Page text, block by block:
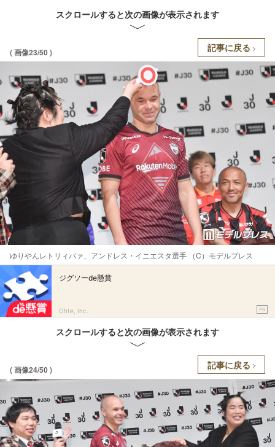
スクロールすると次の画像が表示されます
( 画像23/50 ) 記事に戻る
ゆりやんレトリィバァ、アンドレス・イニエスタ選手 （C）モデルプレス
ジグソーde懸賞
Ohte, Inc. PR
スクロールすると次の画像が表示されます
( 画像24/50 ) 記事に戻る